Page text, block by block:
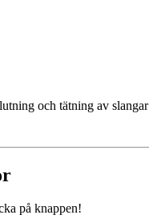
och tätning av slangar
på knappen!